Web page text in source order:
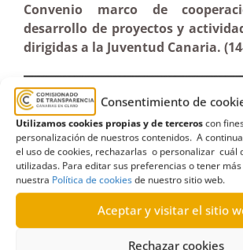
Consentimiento de
Utilizamos cookies propias y de terceroscon
personalización de nuestros contenidos. A
el uso de cookies, rechazarlas o personalizar cuál
utilizadas. Para editar sus preferencias o tener
nuestra Política de cookiesde nuestro sitio web.
Aceptar y visitar el sitio
Rechazar cookies
Convenio marco de
desarrollo de proyectos y
dirigidas a la Juventud Canaria.